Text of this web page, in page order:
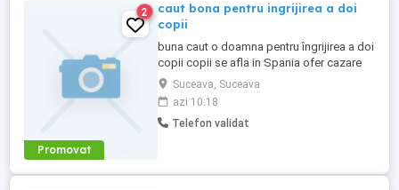
Promovat
2
caut bona pentru ingrijirea a doi
copii
buna caut o doamna pentru îngrijirea a doi
copii copii se afla in Spania ofer cazare
gratis și trei mese pe zi gratis pentru mai
multe informații sunați la numărul
Suceava, Suceava
azi 10:18
Telefon validat